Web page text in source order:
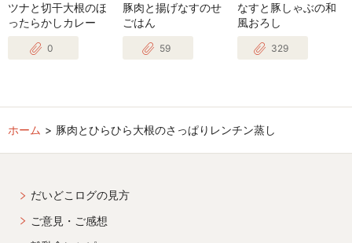
ツナと切干大根のほ
ったらかしカレー
0
豚肉と揚げなすのせ
ごはん
59
なすと豚しゃぶの和
風おろし
329
ホーム 豚肉とひらひら大根のさっぱりレンチン蒸し
だいどこログの見方
ご意見・ご感想